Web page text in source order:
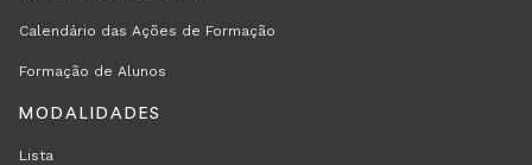
Calendário das Ações de Formação
Formação de Alunos
MODALIDADES
Lista